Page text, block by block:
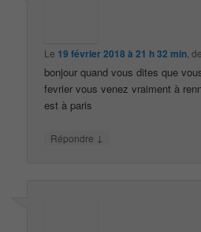
Le 19 février 2018 à 21 h 32 min ,
bonjour quand vous dites que
fevrier vous venez vraiment à
est à paris
Répondre ↓